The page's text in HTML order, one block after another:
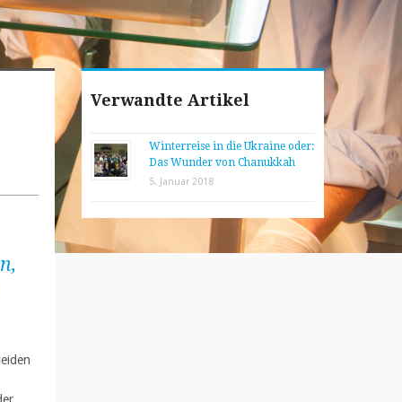
Verwandte Artikel
Winterreise in die Ukraine oder:
Das Wunder von Chanukkah
5. Januar 2018